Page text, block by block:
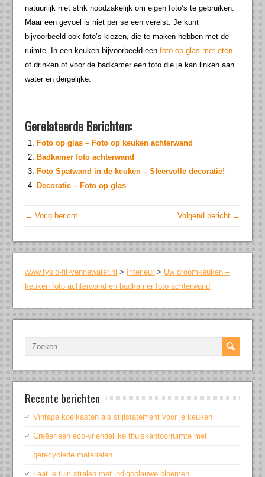
natuurlijk niet strik noodzakelijk om eigen foto’s te gebruiken.
Maar een gevoel is niet per se een vereist. Je kunt
bijvoorbeeld ook foto’s kiezen, die te maken hebben met de
ruimte. In een keuken bijvoorbeeld eenfoto op glas met eten
of drinken of voor de badkamer een foto die je kan linken aan
water en dergelijke.
Gerelateerde Berichten:
Foto op glas – Foto op keuken achterwand
Badkamer foto achterwand
Foto Spatwand in de keuken – Sfeervolle decoratie!
Decoratie – Foto op glas
← Vorig bericht Volgend bericht →
www.fysio-fit-vennewater.nl > Interieur > Uw droomkeuken –
keuken foto achterwand en badkamer foto achterwand
Recente berichten
Vintage koelkasten als stijlstatement voor je keuken
Creëer een eco-vriendelijke thuiskantoorruimte met
gerecyclede materialen
Laat je tuin stralen met indigoblauwe bloemen